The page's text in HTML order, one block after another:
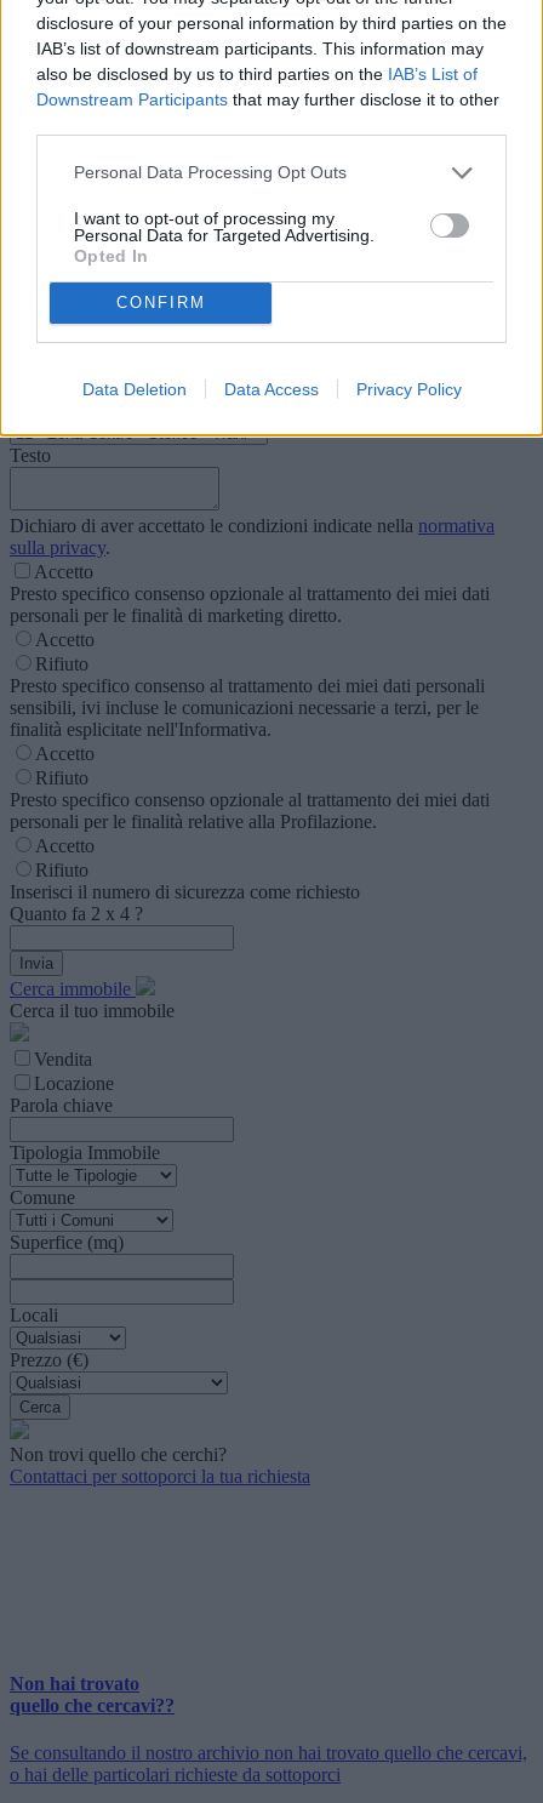
disclosure of your personal information by third parties on the
IAB’s list of downstream participants. This information may
also be disclosed by us to third parties on the IAB’s List of
Downstream Participants that may further disclose it to other
Personal Data Processing Opt Outs
I want to opt-out of processing my
Personal Data for Targeted Advertising.
Opted In
CONFIRM
Data Deletion Data Access Privacy Policy
Richiedi info
Nominativo
Testo
Dichiaro di aver accettato le condizioni indicate nella normativa
sulla privacy.
Accetto
Presto specifico consenso opzionale al trattamento dei miei dati
personali per le finalità di marketing diretto.
Accetto
Rifiuto
Presto specifico consenso al trattamento dei miei dati personali
sensibili, ivi incluse le comunicazioni necessarie a terzi, per le
finalità esplicitate nell'Informativa.
Accetto
Rifiuto
Presto specifico consenso opzionale al trattamento dei miei dati
personali per le finalità relative alla Profilazione.
Accetto
Rifiuto
Inserisci il numero di sicurezza come richiesto
Quanto fa 2 x 4 ?
Cerca immobile
Cerca il tuo immobile
Vendita
Locazione
Parola chiave
Tipologia Immobile
Comune
Superfice (mq)
Locali
Prezzo (€)
Non trovi quello che cerchi?
Contattaci per sottoporci la tua richiesta
Non hai trovato
quello che cercavi??
Se consultando il nostro archivio non hai trovato quello che cercavi,
o hai delle particolari richieste da sottoporci